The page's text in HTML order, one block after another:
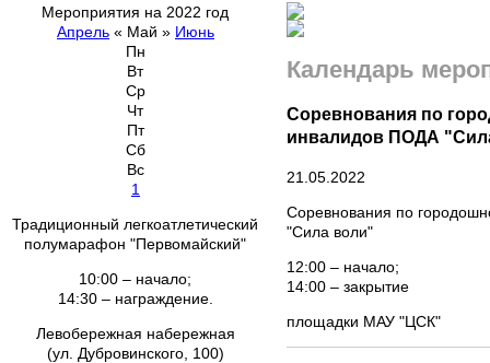
Мероприятия на 2022 год
Апрель « Май » Июнь
Пн
Вт
Ср
Чт
Пт
Сб
Вс
1
Традиционный легкоатлетический
полумарафон "Первомайский"
10:00 – начало;
14:30 – награждение.
Левобережная набережная
(ул. Дубровинского, 100)
Календарь
Соревнования по
инвалидов ПОДА
21.05.2022
Соревнования по
"Сила воли"
12:00 – начало;
14:00 – закрытие
площадки МАУ "ЦСК"